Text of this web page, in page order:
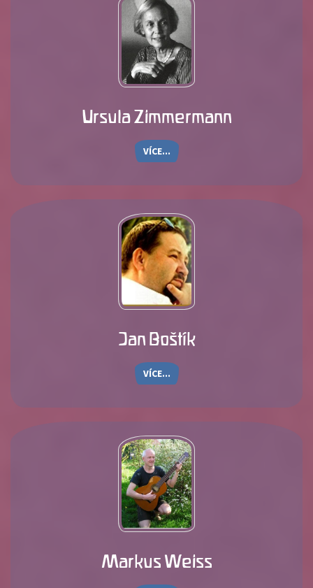
Ursula Zimmermann
VÍCE...
Jan Boštík
VÍCE...
Markus Weiss